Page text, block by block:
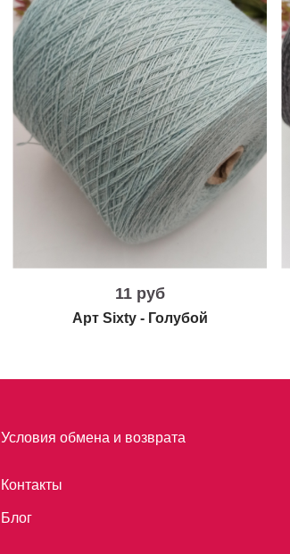
11 руб
Арт Sixty - Голубой
Условия обмена и возврата
Контакты
Блог